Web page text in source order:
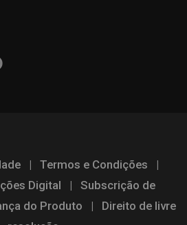
| Termos e Condições |
Digital | Subscrição de
do Produto | Direito de livre